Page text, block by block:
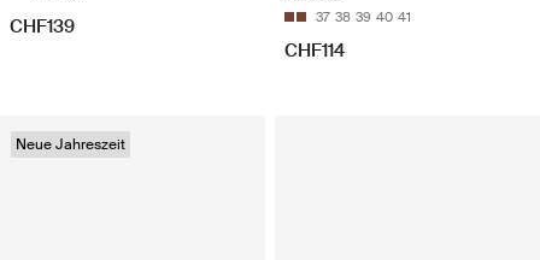
CHF139 37 38 39 40 41
CHF114
Neue Jahreszeit